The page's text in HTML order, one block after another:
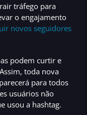
tráfego para
o engajamento
novos seguidores
podem curtir e
toda nova
para todos
usuários não
usou a hashtag.